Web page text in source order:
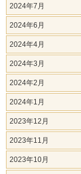
2024年7月
2024年6月
2024年4月
2024年3月
2024年2月
2024年1月
2023年12月
2023年11月
2023年10月